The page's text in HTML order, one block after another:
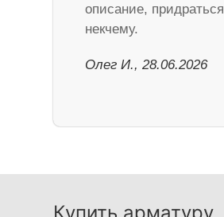
описание, придраться
некчему.
Олег И., 28.06.2026
Купить арматуру